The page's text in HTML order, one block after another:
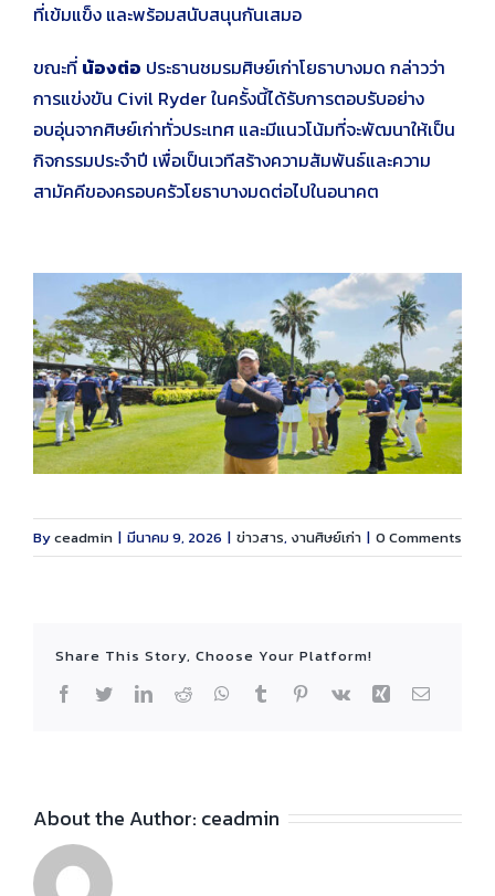
ที่เข้มแข็ง และพร้อมสนับสนุนกันเสมอ
ขณะที่ น้องต่อ ประธานชมรมศิษย์เก่าโยธาบางมด กล่าวว่า
การแข่งขัน Civil Ryder ในครั้งนี้ได้รับการตอบรับอย่าง
อบอุ่นจากศิษย์เก่าทั่วประเทศ และมีแนวโน้มที่จะพัฒนาให้เป็น
กิจกรรมประจำปี เพื่อเป็นเวทีสร้างความสัมพันธ์และความ
สามัคคีของครอบครัวโยธาบางมดต่อไปในอนาคต
Byceadmin | มีนาคม 9, 2026 | ข่าวสาร, งานศิษย์เก่า | 0 Comments
Share This Story, Choose Your Platform!
Facebook
TwitterLinkedIn
Reddit WhatsApp
Tumblr Pinterest
Vk Xing Email
About the Author: ceadmin